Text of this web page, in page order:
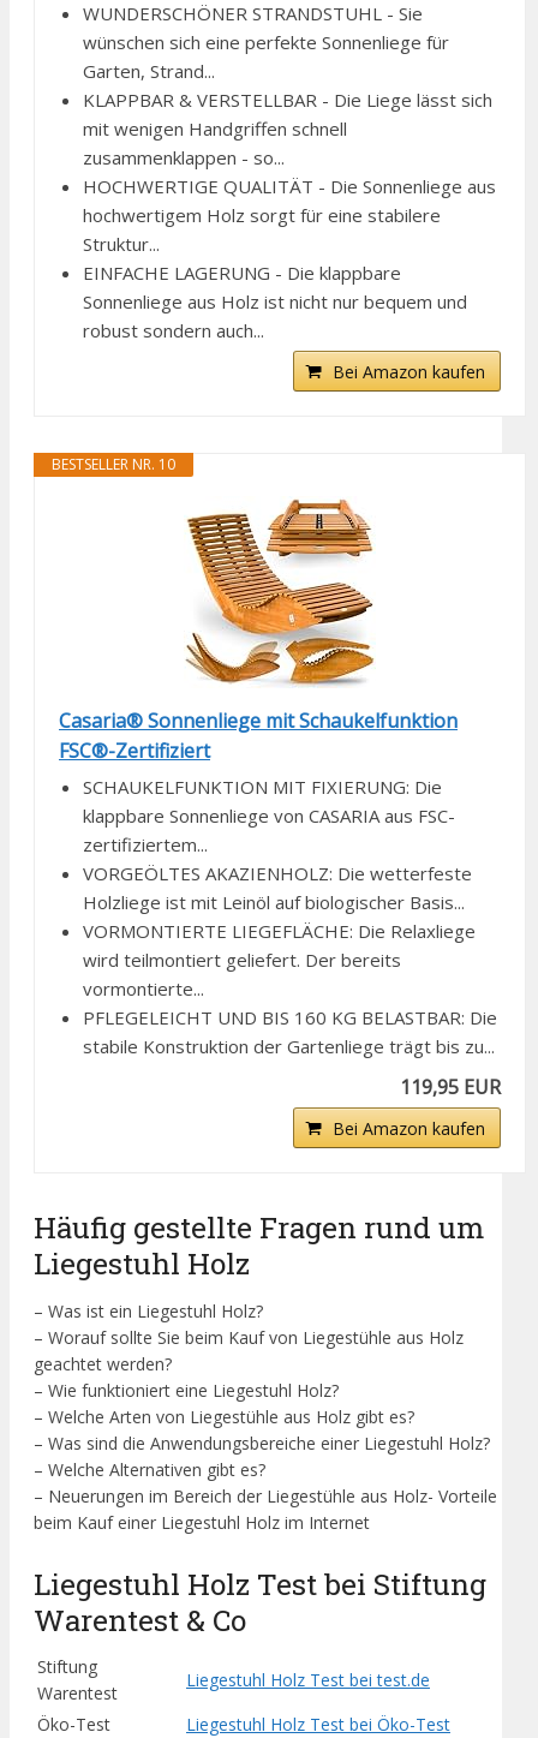
WUNDERSCHÖNER STRANDSTUHL - Sie
wünschen sich eine perfekte Sonnenliege für
Garten, Strand...
KLAPPBAR & VERSTELLBAR - Die Liege lässt sich
mit wenigen Handgriffen schnell
zusammenklappen - so...
HOCHWERTIGE QUALITÄT - Die Sonnenliege aus
hochwertigem Holz sorgt für eine stabilere
Struktur...
EINFACHE LAGERUNG - Die klappbare
Sonnenliege aus Holz ist nicht nur bequem und
robust sondern auch...
Bei Amazon kaufen
BESTSELLER NR. 10
Casaria® Sonnenliege mit Schaukelfunktion
FSC®-Zertifiziert
SCHAUKELFUNKTION MIT FIXIERUNG: Die
klappbare Sonnenliege von CASARIA aus FSC-
zertifiziertem...
VORGEÖLTES AKAZIENHOLZ: Die wetterfeste
Holzliege ist mit Leinöl auf biologischer Basis...
VORMONTIERTE LIEGEFLÄCHE: Die Relaxliege
wird teilmontiert geliefert. Der bereits
vormontierte...
PFLEGELEICHT UND BIS 160 KG BELASTBAR: Die
stabile Konstruktion der Gartenliege trägt bis zu...
119,95 EUR
Bei Amazon kaufen
Häufig gestellte Fragen rund um
Liegestuhl Holz
– Was ist ein Liegestuhl Holz?
– Worauf sollte Sie beim Kauf von Liegestühle aus Holz
geachtet werden?
– Wie funktioniert eine Liegestuhl Holz?
– Welche Arten von Liegestühle aus Holz gibt es?
– Was sind die Anwendungsbereiche einer Liegestuhl Holz?
– Welche Alternativen gibt es?
– Neuerungen im Bereich der Liegestühle aus Holz- Vorteile
beim Kauf einer Liegestuhl Holz im Internet
Liegestuhl Holz Test bei Stiftung
Warentest & Co
Stiftung
Warentest
Liegestuhl Holz Test bei test.de
Öko-Test
Liegestuhl Holz Test bei Öko-Test